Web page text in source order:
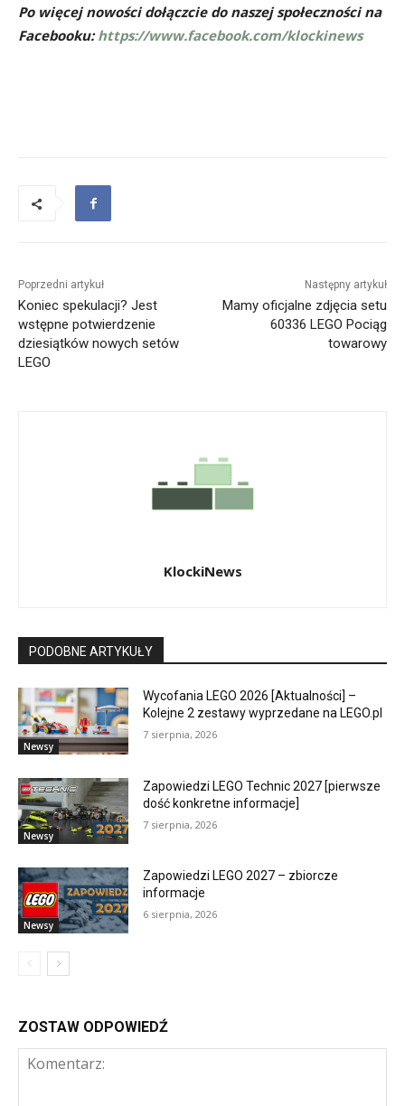
Po więcej nowości dołączcie do naszej społeczności na
Facebooku:https://www.facebook.com/klockinews
Poprzedni artykuł
Koniec spekulacji? Jest
wstępne potwierdzenie
dziesiątków nowych setów
LEGO
Następny artykuł
Mamy oficjalne zdjęcia setu
60336 LEGO Pociąg
towarowy
KlockiNews
PODOBNE ARTYKUŁY
Newsy
Wycofania LEGO 2026 [Aktualności] –
Kolejne 2 zestawy wyprzedane na LEGO.pl
7 sierpnia, 2026
Newsy
Zapowiedzi LEGO Technic 2027 [pierwsze
dość konkretne informacje]
7 sierpnia, 2026
Newsy
Zapowiedzi LEGO 2027 – zbiorcze
informacje
6 sierpnia, 2026
ZOSTAW ODPOWIEDŹ